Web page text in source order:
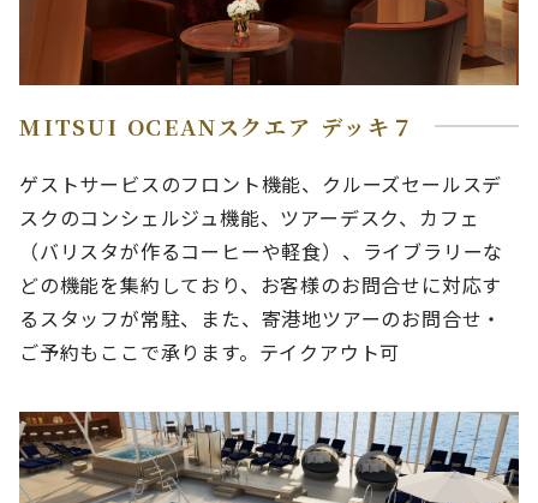
MITSUI OCEANスクエア デッキ７
ゲストサービスのフロント機能、クルーズセールスデ
スクのコンシェルジュ機能、ツアーデスク、カフェ
（バリスタが作るコーヒーや軽食）、ライブラリーな
どの機能を集約しており、お客様のお問合せに対応す
るスタッフが常駐、また、寄港地ツアーのお問合せ・
ご予約もここで承ります。テイクアウト可